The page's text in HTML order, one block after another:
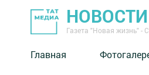
Газета "Новая жизнь" -
Главная